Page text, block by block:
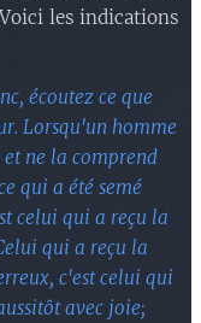
les indications
écoutez ce que
Lorsqu'un homme
ne la comprend
qui a été semé
celui qui a reçu la
qui a reçu la
c'est celui qui
avec joie;